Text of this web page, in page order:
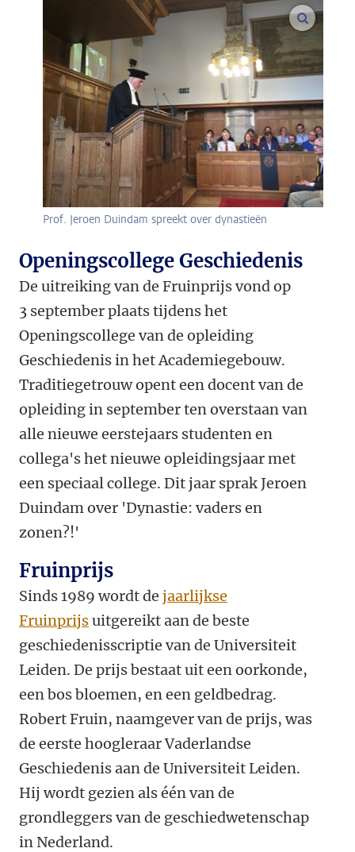
Prof. Jeroen Duindam spreekt over dynastieën
Openingscollege Geschiedenis
De uitreiking van de Fruinprijs vond op
3 september plaats tijdens het
Openingscollege van de opleiding
Geschiedenis in het Academiegebouw.
Traditiegetrouw opent een docent van de
opleiding in september ten overstaan van
alle nieuwe eerstejaars studenten en
collega's het nieuwe opleidingsjaar met
een speciaal college. Dit jaar sprak Jeroen
Duindam over 'Dynastie: vaders en
zonen?!'
Fruinprijs
Sinds 1989 wordt de jaarlijkse
Fruinprijsuitgereikt aan de beste
geschiedenisscriptie van de Universiteit
Leiden. De prijs bestaat uit een oorkonde,
een bos bloemen, en een geldbedrag.
Robert Fruin, naamgever van de prijs, was
de eerste hoogleraar Vaderlandse
Geschiedenis aan de Universiteit Leiden.
Hij wordt gezien als één van de
grondleggers van de geschiedwetenschap
in Nederland.